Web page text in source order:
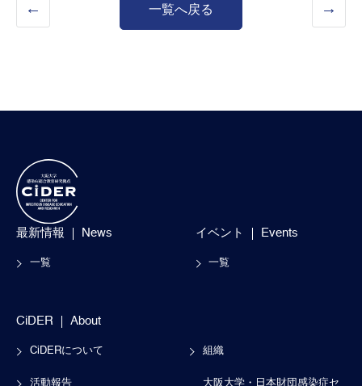
一覧へ戻る
最新情報 News
一覧
イベント Events
一覧
CiDER About
CiDERについて 組織
活動報告
大阪大学・日本財団感染症セ